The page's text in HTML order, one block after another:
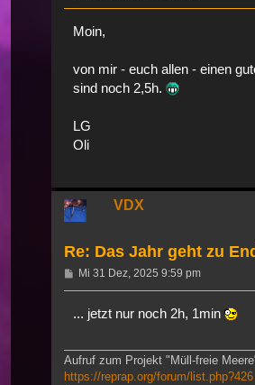
Moin,
von mir - euch allen - einen
sind noch 2,5h.
LG
Oli
VDX
Re: Das Jahr geht zu
Beitrag
Mi 31 Dez, 2025 9:59 pm
... jetzt nur noch 2h, 1min
Aufruf zum Projekt "Müll-freie
https://reprap.org/forum/list.php?426